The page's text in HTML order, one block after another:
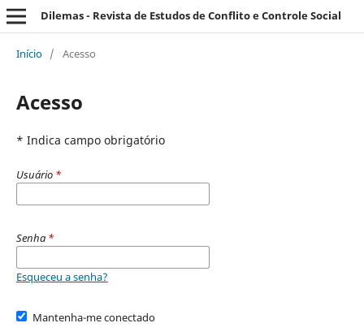
Dilemas - Revista de Estudos de Conflito e Controle Social
Início / Acesso
Acesso
* Indica campo obrigatório
Usuário *
Senha *
Esqueceu a senha?
Mantenha-me conectado